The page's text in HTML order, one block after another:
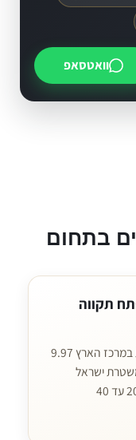
וואטסאפ
בתחום
תקווה
ציון המנעולן מנעולן מוסמך · שירות במרכז הארץ 9.97
משטרת ישראל